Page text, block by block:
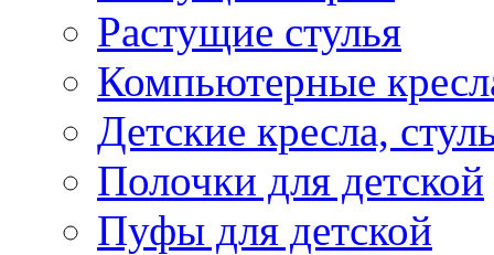
Растущие стулья
Компьютерные
Детские кресла,
Полочки для детской
Пуфы для детской